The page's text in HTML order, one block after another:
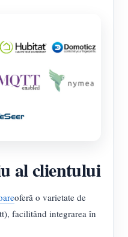
al clientului
oferă o varietate de
facilitând integrarea în